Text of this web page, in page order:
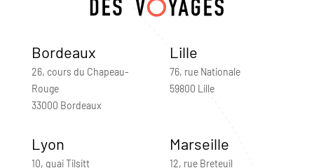
Bordeaux
26, cours du Chapeau-
Rouge
33000 Bordeaux
Lille
76, rue Nationale
59800 Lille
Lyon
10, quai Tilsitt
Marseille
12, rue Breteuil